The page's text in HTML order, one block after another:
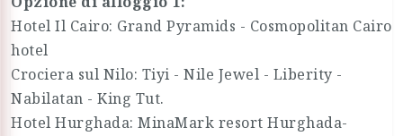
Hotel Il Cairo: Grand Pyramids - Cosmopolitan Cairo
hotel
Crociera sul Nilo: Tiyi - Nile Jewel - Liberity -
Nabilatan - King Tut.
Hotel Hurghada: MinaMark resort Hurghada-